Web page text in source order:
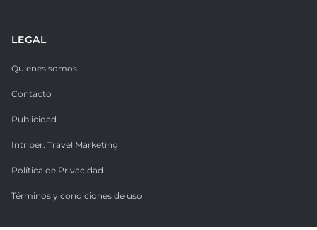
LEGAL
Quienes somos
Contacto
Publicidad
Intriper. Travel Marketing
Política de Privacidad
Términos y condiciones de uso